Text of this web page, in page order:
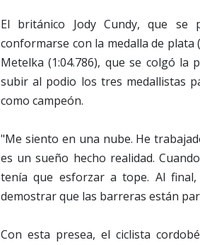
El británico Jody Cundy, que se
conformarse con la medalla de plata
Metelka (1:04.786), que se colgó
subir al podio los tres medallistas
como campeón.
"Me siento en una nube. He
es un sueño hecho realidad.
tenía que esforzar a tope. Al
demostrar que las barreras están
Con esta presea, el ciclista